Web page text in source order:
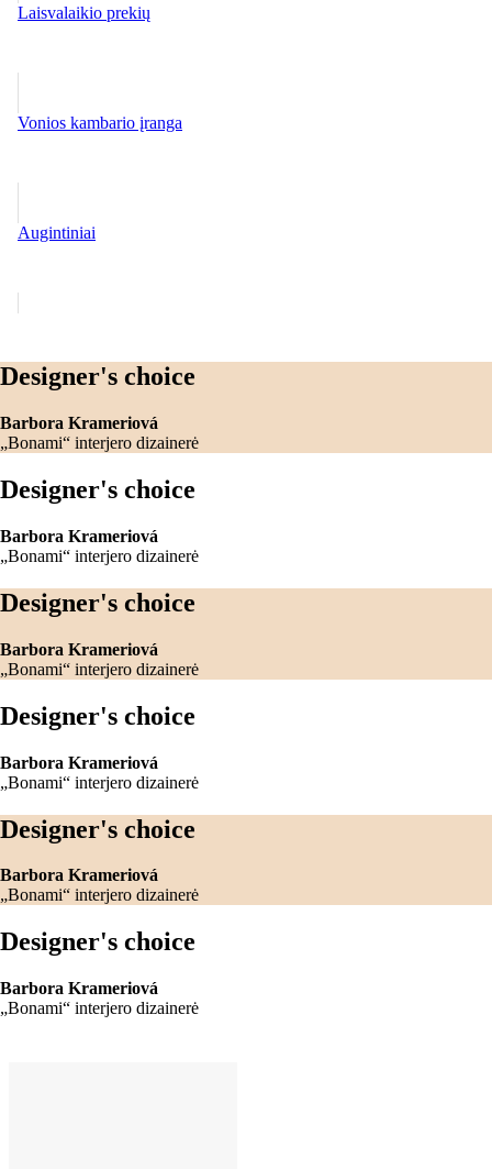
Laisvalaikio prekių
Vonios kambario įranga
Augintiniai
Designer's choice
Barbora Krameriová
„Bonami“ interjero dizainerė
Designer's choice
Barbora Krameriová
„Bonami“ interjero dizainerė
Designer's choice
Barbora Krameriová
„Bonami“ interjero dizainerė
Designer's choice
Barbora Krameriová
„Bonami“ interjero dizainerė
Designer's choice
Barbora Krameriová
„Bonami“ interjero dizainerė
Designer's choice
Barbora Krameriová
„Bonami“ interjero dizainerė